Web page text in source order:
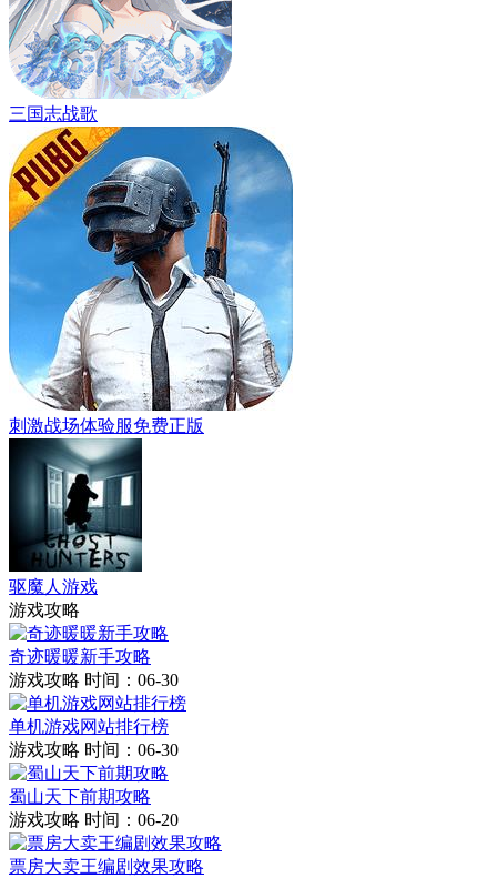
三国志战歌
刺激战场体验服免费正版
驱魔人游戏
游戏攻略
奇迹暖暖新手攻略
游戏攻略 时间：06-30
单机游戏网站排行榜
游戏攻略 时间：06-30
蜀山天下前期攻略
游戏攻略 时间：06-20
票房大卖王编剧效果攻略